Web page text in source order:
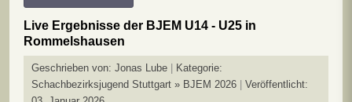
Live Ergebnisse der BJEM U14 - U25 in
Rommelshausen
Geschrieben von: Jonas Lube
Kategorie:
Schachbezirksjugend Stuttgart » BJEM 2026
Veröffentlicht: